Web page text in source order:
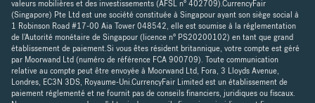
valeurs mobilières et des investissements (AFSL n° 402709).CurrencyFair
(Singapore) Pte Ltd est une société constituée à Singapour ayant son siège social à
1 Robinson Road #17-00 Aia Tower 048542, elle est soumise à la réglementation
de l'Autorité monétaire de Singapour (licence n° PS20200102) en tant que grand
établissement de paiement.Si vous êtes résident britannique, votre compte est géré
par Moorwand Ltd (numéro de référence FCA 900709). Toute communication
relative au compte peut être envoyée à Moorwand Ltd, Fora, 3 Lloyds Avenue,
Londres, EC3N 3DS, Royaume-Uni.CurrencyFair Limited est un établissement de
paiement réglementé et ne fournit pas de conseils financiers, juridiques ou fiscaux.